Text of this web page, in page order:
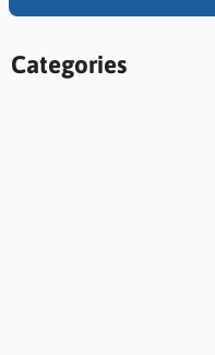
Categories